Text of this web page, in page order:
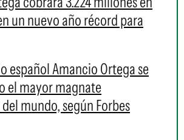
un nuevo año récord para
español Amancio Ortega se
el mayor magnate
mundo, según Forbes